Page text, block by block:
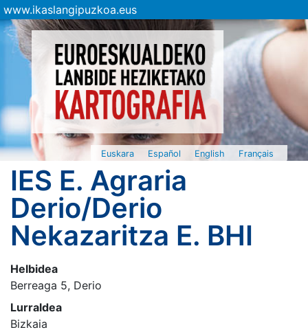
www.ikaslangipuzkoa.eus
Euskara Español English Français
IES E. Agraria
Derio/Derio
Nekazaritza E. BHI
Helbidea
Berreaga 5, Derio
Lurraldea
Bizkaia